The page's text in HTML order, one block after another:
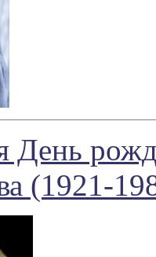
День
(1921-